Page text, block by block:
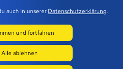
BFZ
und fortfahren
Alle ablehnen
auch in unserer Datenschutzerklärung.